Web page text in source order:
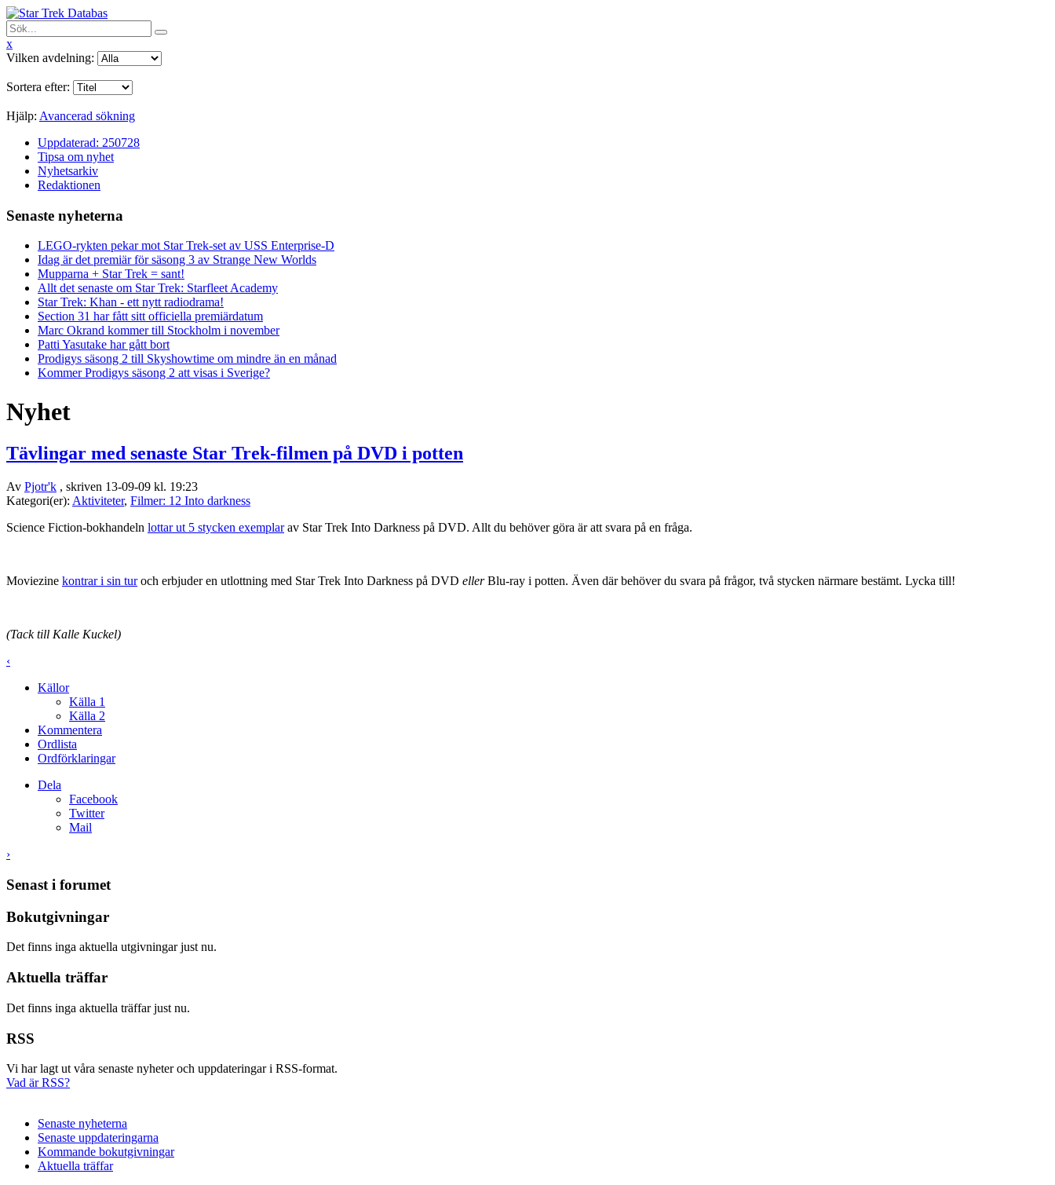
x
Vilken avdelning:
Sortera efter:
Hjälp: Avancerad sökning
Uppdaterad: 250728
Tipsa om nyhet
Nyhetsarkiv
Redaktionen
Senaste nyheterna
LEGO-rykten pekar mot Star Trek-set av USS Enterprise-D
Idag är det premiär för säsong 3 av Strange New Worlds
Mupparna + Star Trek = sant!
Allt det senaste om Star Trek: Starfleet Academy
Star Trek: Khan - ett nytt radiodrama!
Section 31 har fått sitt officiella premiärdatum
Marc Okrand kommer till Stockholm i november
Patti Yasutake har gått bort
Prodigys säsong 2 till Skyshowtime om mindre än en månad
Kommer Prodigys säsong 2 att visas i Sverige?
Nyhet
Tävlingar med senaste Star Trek-filmen på DVD i potten
Av Pjotr'k , skriven 13-09-09 kl. 19:23
Kategori(er): Aktiviteter, Filmer: 12 Into darkness
Science Fiction-bokhandeln lottar ut 5 stycken exemplarav Star Trek Into Darkness på DVD. Allt du behöver göra är att svara på en fråga.
Moviezine kontrar i sin turoch erbjuder en utlottning med Star Trek Into Darkness på DVD ellerBlu-ray i potten. Även där behöver du svara på frågor, två stycken närmare bestämt. Lycka till!
(Tack till Kalle Kuckel)
‹
Källor
Källa 1
Källa 2
Kommentera
Ordlista
Ordförklaringar
Dela
Facebook
Twitter
Mail
›
Senast i forumet
Bokutgivningar
Det finns inga aktuella utgivningar just nu.
Aktuella träffar
Det finns inga aktuella träffar just nu.
RSS
Vi har lagt ut våra senaste nyheter och uppdateringar i RSS-format.
Vad är RSS?
Senaste nyheterna
Senaste uppdateringarna
Kommande bokutgivningar
Aktuella träffar